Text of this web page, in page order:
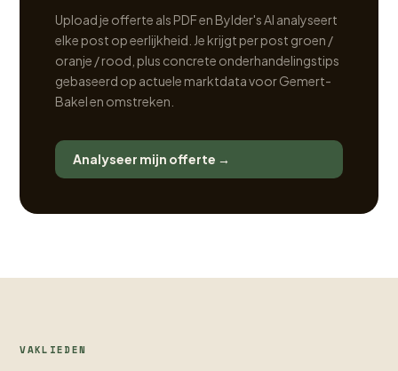
Upload je offerte als PDF en Bylder's AI analyseert
elke post op eerlijkheid. Je krijgt per post groen /
oranje / rood, plus concrete onderhandelingstips
gebaseerd op actuele marktdata voor Gemert-
Bakel en omstreken.
Analyseer mijn offerte →
VAKLIEDEN